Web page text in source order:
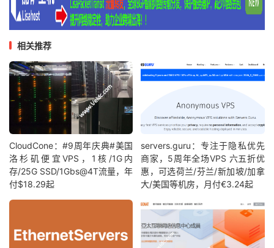
相关推荐
CloudCone：#9周年庆典#美国
洛杉矶便宜VPS，1核/1G内
存/25G SSD/1Gbs@4T流量，年
付$18.29起
servers.guru：专注于隐私优先
商家，5周年全场VPS 六五折优
惠，可选荷兰/芬兰/新加坡/加拿
大/美国等机房，月付€3.24起